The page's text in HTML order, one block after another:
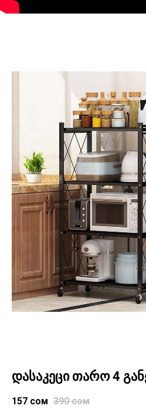
დასაკეცი თარო 4
157 сом 390 сом